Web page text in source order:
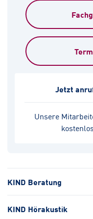
Unsere
Jetzt
KIND Beratung
KIND Hörakustik